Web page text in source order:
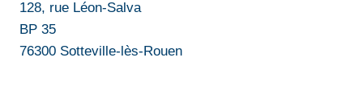
128, rue Léon-Salva
BP 35
76300 Sotteville-lès-Rouen